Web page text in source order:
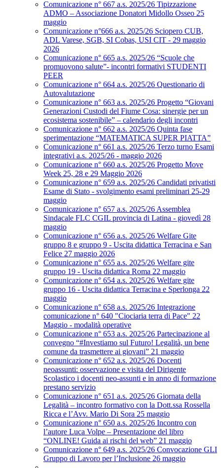
Comunicazione n° 667 a.s. 2025/26 Tipizzazione
ADMO – Associazione Donatori Midollo Osseo 25
maggio
Comunicazione n°666 a.s. 2025/26 Sciopero CUB,
ADL Varese, SGB, SI Cobas, USI CIT - 29 maggio
2026
Comunicazione n° 665 a.s. 2025/26 “Scuole che
promuovono salute”- incontri formativi STUDENTI
PEER
Comunicazione n° 664 a.s. 2025/26 Questionario di
Autovalutazione
Comunicazione n° 663 a.s. 2025/26 Progetto “Giovani
Generazioni Custodi del Fiume Cosa: sinergie per un
ecosistema sostenibile” – calendario degli incontri
Comunicazione n° 662 a.s. 2025/26 Quinta fase
sperimentazione “MATEMATICA SUPER PIATTA”
Comunicazione n° 661 a.s. 2025/26 Terzo turno Esami
integrativi a.s. 2025/26 - maggio 2026
Comunicazione n° 660 a.s. 2025/26 Progetto Move
Week 25, 28 e 29 Maggio 2026
Comunicazione n° 659 a.s. 2025/26 Candidati privatisti
Esame di Stato - svolgimento esami preliminari 25-29
maggio
Comunicazione n° 657 a.s. 2025/26 Assemblea
Sindacale FLC CGIL provincia di Latina - giovedì 28
maggio
Comunicazione n° 656 a.s. 2025/26 Welfare Gite
gruppo 8 e gruppo 9 - Uscita didattica Terracina e San
Felice 27 maggio 2026
Comunicazione n° 655 a.s. 2025/26 Welfare gite
gruppo 19 - Uscita didattica Roma 22 maggio
Comunicazione n° 654 a.s. 2025/26 Welfare gite
gruppo 16 - Uscita didattica Terracina e Sperlonga 22
maggio
Comunicazione n° 658 a.s. 2025/26 Integrazione
comunicazione n° 640 "Ciociaria terra di Pace" 22
Maggio - modalità operative
Comunicazione n° 653 a.s. 2025/26 Partecipazione al
convegno “#Investiamo sul Futuro! Legalità, un bene
comune da trasmettere ai giovani” 21 maggio
Comunicazione n° 652 a.s. 2025/26 Docenti
neoassunti: osservazione e visita del Dirigente
Scolastico i docenti neo-assunti e in anno di formazione
prestano servizio
Comunicazione n° 651 a.s. 2025/26 Giornata della
Legalità – incontro formativo con la Dott.ssa Rossella
Ricca e l’Avv. Mario Di Sora 25 maggio
Comunicazione n° 650 a.s. 2025/26 Incontro con
l’autore Luca Volpe – Presentazione del libro
“ONLINE! Guida ai rischi del web” 21 maggio
Comunicazione n° 649 a.s. 2025/26 Convocazione GLI
Gruppo di Lavoro per l’Inclusione 26 maggio